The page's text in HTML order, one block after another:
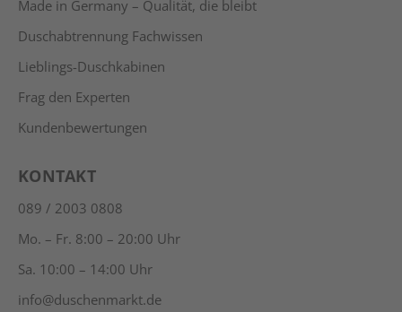
Made in Germany – Qualität, die bleibt
Duschabtrennung Fachwissen
Lieblings-Duschkabinen
Frag den Experten
Kundenbewertungen
KONTAKT
089 / 2003 0808
Mo. – Fr. 8:00 – 20:00 Uhr
Sa. 10:00 – 14:00 Uhr
info@duschenmarkt.de